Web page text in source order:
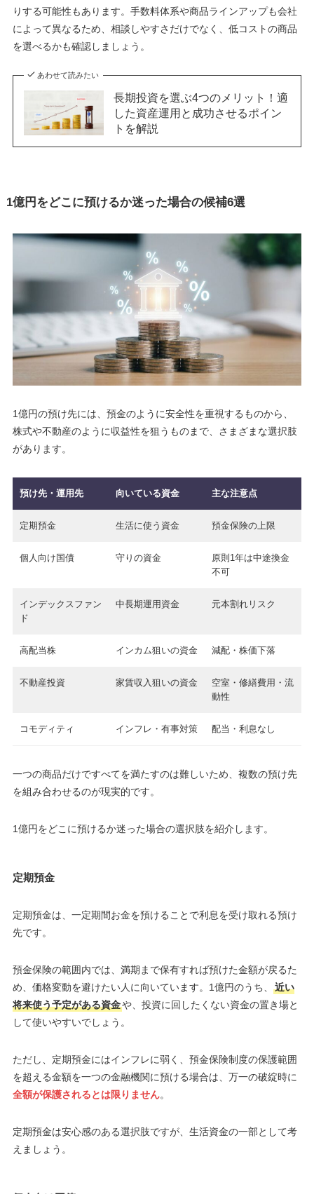
りする可能性もあります。手数料体系や商品ラインアップも会社
によって異なるため、相談しやすさだけでなく、低コストの商品
を選べるかも確認しましょう。
あわせて読みたい
長期投資を選ぶ4つのメリット！適
した資産運用と成功させるポイン
トを解説
1億円をどこに預けるか迷った場合の候補6選
1億円の預け先には、預金のように安全性を重視するものから、
株式や不動産のように収益性を狙うものまで、さまざまな選択肢
があります。
預け先・運用先 向いている資金 主な注意点
定期預金 生活に使う資金 預金保険の上限
個人向け国債 守りの資金
原則1年は中途換金
不可
インデックスファン
ド
中長期運用資金 元本割れリスク
高配当株 インカム狙いの資金 減配・株価下落
不動産投資 家賃収入狙いの資金
空室・修繕費用・流
動性
コモディティ インフレ・有事対策 配当・利息なし
一つの商品だけですべてを満たすのは難しいため、複数の預け先
を組み合わせるのが現実的です。
1億円をどこに預けるか迷った場合の選択肢を紹介します。
定期預金
定期預金は、一定期間お金を預けることで利息を受け取れる預け
先です。
預金保険の範囲内では、満期まで保有すれば預けた金額が戻るた
め、価格変動を避けたい人に向いています。1億円のうち、
近い
将来使う予定がある資金や、投資に回したくない資金の置き場と
して使いやすいでしょう。
ただし、定期預金にはインフレに弱く、預金保険制度の保護範囲
を超える金額を一つの金融機関に預ける場合は、万一の破綻時に
全額が保護されるとは限りません。
定期預金は安心感のある選択肢ですが、生活資金の一部として考
えましょう。